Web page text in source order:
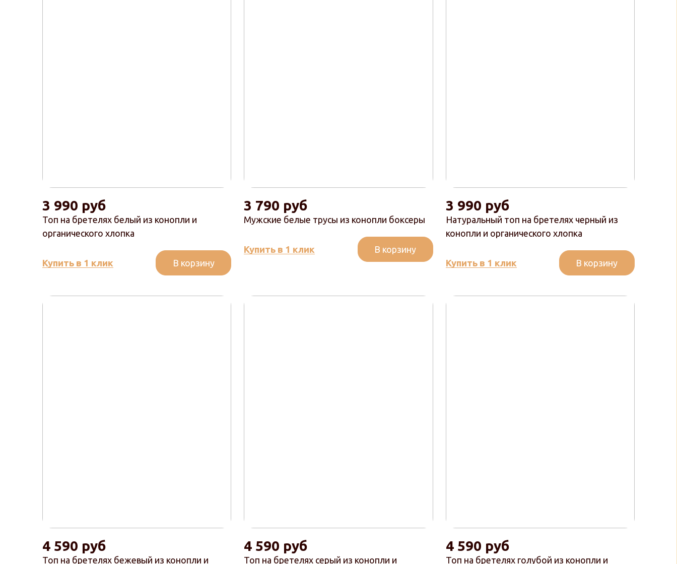
Топ на бретелях белый из конопли и
органического хлопка
3 990 руб
Купить в 1 клик В корзину
Мужские белые трусы из конопли боксеры
3 790 руб
Купить в 1 клик В корзину
Натуральный топ на бретелях черный из
конопли и органического хлопка
3 990 руб
Купить в 1 клик В корзину
Топ на бретелях бежевый из конопли и
4 590 руб
Топ на бретелях серый из конопли и
4 590 руб
Топ на бретелях голубой из конопли и
4 590 руб